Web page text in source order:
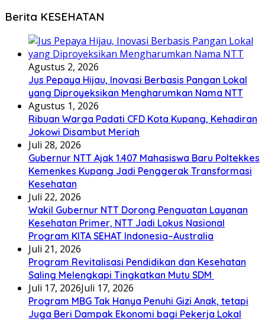
Berita KESEHATAN
Agustus 2, 2026
Jus Pepaya Hijau, Inovasi Berbasis Pangan Lokal
yang Diproyeksikan Mengharumkan Nama NTT
Agustus 1, 2026
Ribuan Warga Padati CFD Kota Kupang, Kehadiran
Jokowi Disambut Meriah
Juli 28, 2026
Gubernur NTT Ajak 1.407 Mahasiswa Baru Poltekkes
Kemenkes Kupang Jadi Penggerak Transformasi
Kesehatan
Juli 22, 2026
Wakil Gubernur NTT Dorong Penguatan Layanan
Kesehatan Primer, NTT Jadi Lokus Nasional
Program KITA SEHAT Indonesia–Australia
Juli 21, 2026
Program Revitalisasi Pendidikan dan Kesehatan
Saling Melengkapi Tingkatkan Mutu SDM
Juli 17, 2026Juli 17, 2026
Program MBG Tak Hanya Penuhi Gizi Anak, tetapi
Juga Beri Dampak Ekonomi bagi Pekerja Lokal